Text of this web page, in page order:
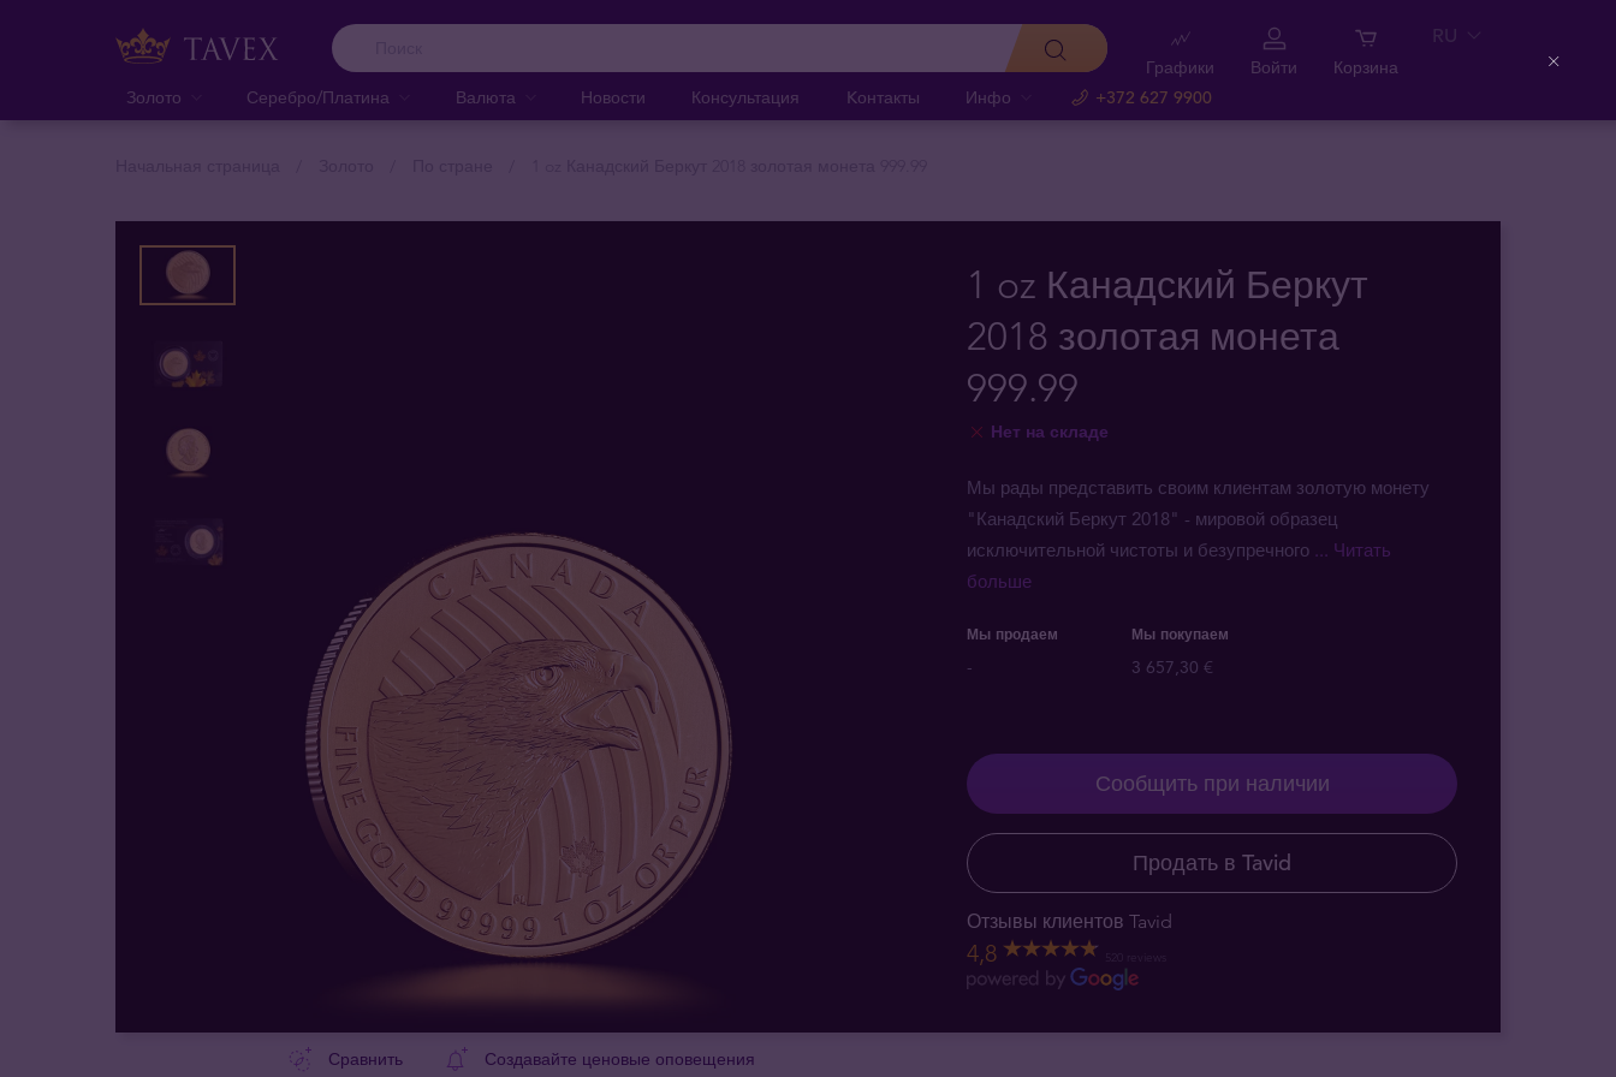
Золото Серебро/Платина Валюта Новости Консультация Kонтакты Инфо +372 627 9900
Графики Войти Корзина
RU
1 oz Канадский Беркут
2018 золотая монета
999.99
Нет на складе
Мы рады представить своим клиентам золотую монету
"Канадский Беркут 2018" - мировой образец
исключительной чистоты и безупречного ... Читать
больше
Мы продаем Мы покупаем
- 3 657,30 €
Сообщить при наличии
Продать в Tavid
Отзывы клиентов Tavid
4,8
Сравнить Создавайте ценовые оповещения
Close